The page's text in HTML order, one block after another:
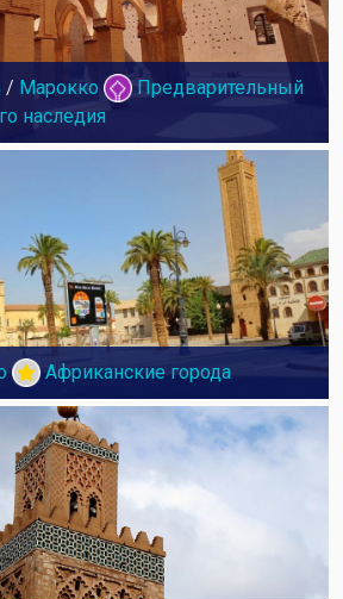
/ Марокко
Предварительный
наследия
Африканские города